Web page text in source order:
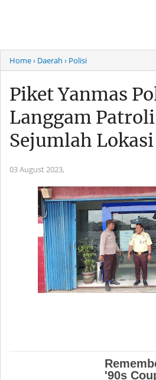
Home› Daerah › Polisi
Piket Yanmas
Langgam
Sejumlah Lokasi
03 August 2023,